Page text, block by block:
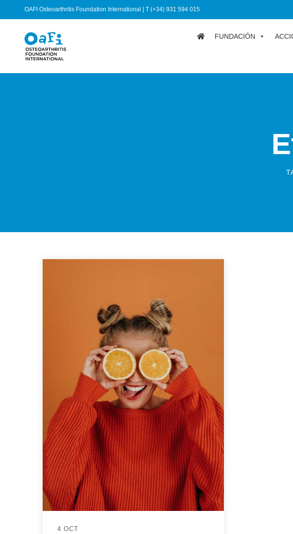
OAFI Osteoarthritis Foundation International | T (+34) 931 594 015
FUNDACIÓN
4 OCT